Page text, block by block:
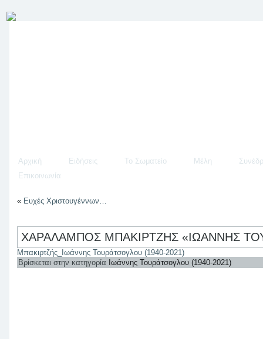
Αρχική Ειδήσεις Το Σωματείο Μέλη
Επικοινωνία
« Ευχές Χριστουγέννων…
ΧΑΡΑΛΑΜΠΟΣ ΜΠΑΚΙΡΤΖΗΣ «ΙΩΑΝΝΗΣ
Μπακιρτζής_Ιωάννης Τουράτσογλου (1940-2021)
Βρίσκεται στην κατηγορία Ιωάννης Τουράτσογλου (1940-2021)